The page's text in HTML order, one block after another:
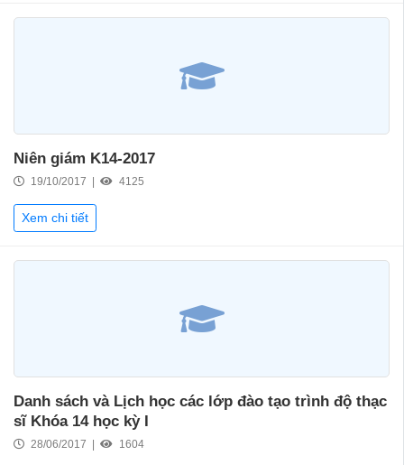
Niên giám K14-2017
19/10/2017 | 4125
Xem chi tiết
Danh sách và Lịch học các lớp đào tạo trình độ thạc
sĩ Khóa 14 học kỳ I
28/06/2017 | 1604